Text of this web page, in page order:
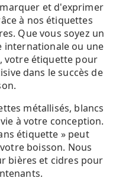
et d'exprimer
à nos étiquettes
Que vous soyez un
internationale ou une
votre étiquette pour
dans le succès de
métallisés, blancs
à votre conception.
étiquette » peut
boisson. Nous
bières et cidres pour